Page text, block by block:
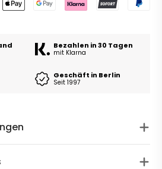
Bezahlen in 30 Tagen
mit Klarna
Geschäft in Berlin
Seit 1997